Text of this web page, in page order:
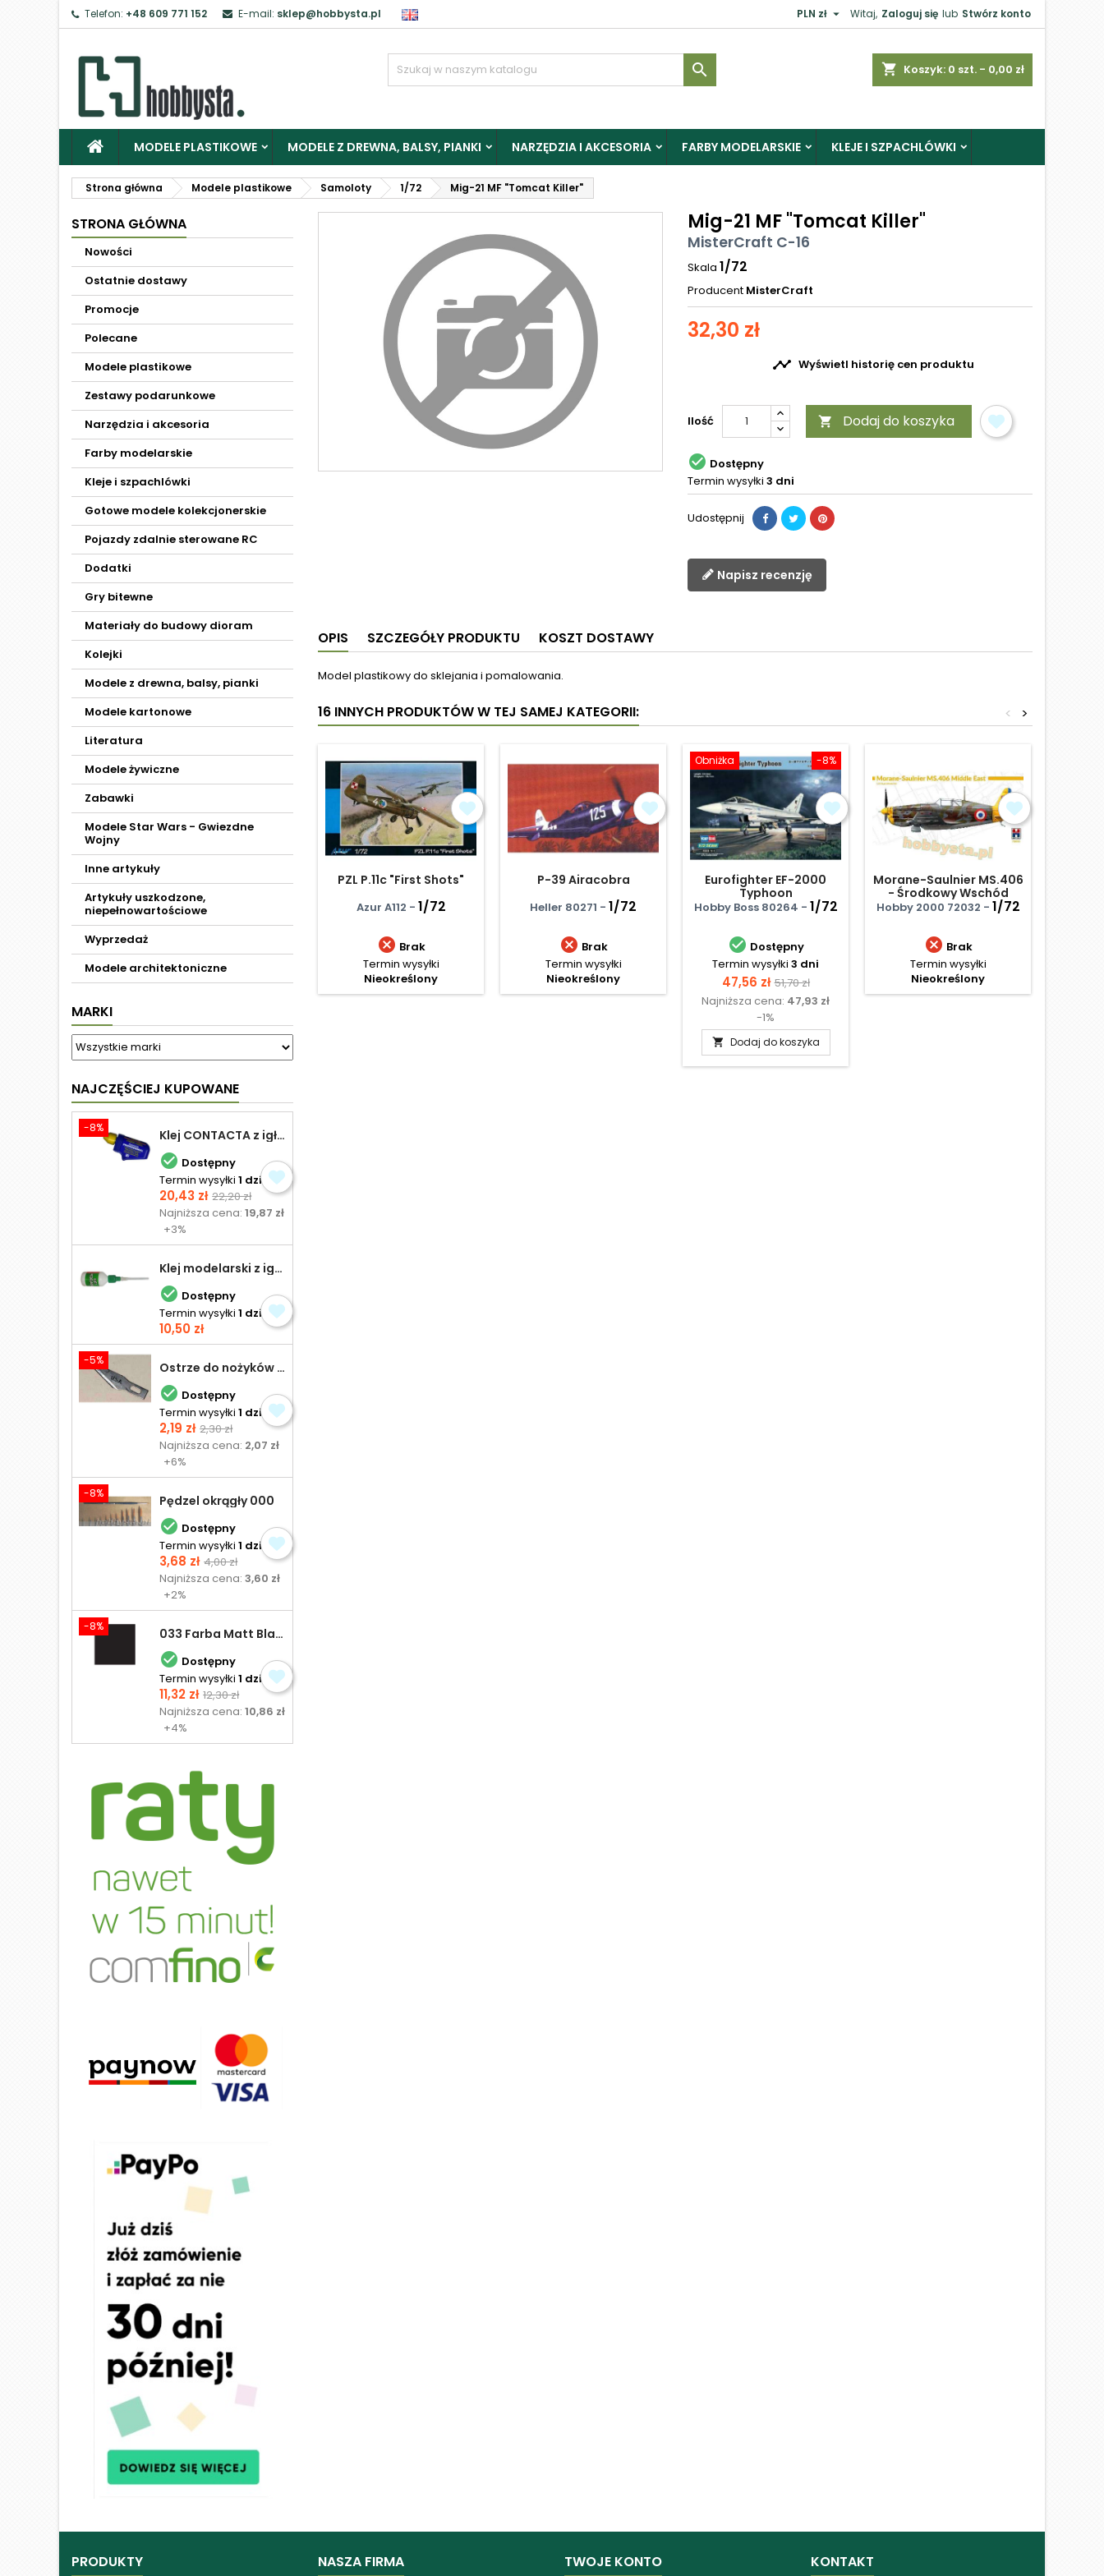
Telefon: +48 609 771 152 E-mail: sklep@hobbysta.pl Witaj, Zaloguj się lub Stwórz konto
PLN zł 
shopping_cart Koszyk: 0 szt. - 0,00 zł

MODELE PLASTIKOWE MODELE Z DREWNA, BALSY, PIANKI NARZĘDZIA I AKCESORIA FARBY MODELARSKIE KLEJE I SZPACHLÓWKI
Strona główna Modele plastikowe Samoloty 1/72 Mig-21 MF "Tomcat Killer"
STRONA GŁÓWNA
Nowości
Ostatnie dostawy
Promocje
Polecane
Modele plastikowe
Zestawy podarunkowe
Narzędzia i akcesoria
Farby modelarskie
Kleje i szpachlówki
Gotowe modele kolekcjonerskie
Pojazdy zdalnie sterowane RC
Dodatki
Gry bitewne
Materiały do budowy dioram
Kolejki
Modele z drewna, balsy, pianki
Modele kartonowe
Literatura
Modele żywiczne
Zabawki
Modele Star Wars - Gwiezdne
Wojny
Inne artykuły
Artykuły uszkodzone,
niepełnowartościowe
Wyprzedaż
Modele architektoniczne
MARKI
NAJCZĘŚCIEJ KUPOWANE
-8% Klej CONTACTA z igłą do plastiku 25,0 g
 Dostępny
Termin wysyłki 1 dzień
Cena
20,43 zł Cena
podstawowa
22,20 zł
Najniższa cena:19,87 zł
+3%
Klej modelarski z igłą 30 ml
 Dostępny
Termin wysyłki 1 dzień
Cena
10,50 zł
-5% Ostrze do nożyków Excel
 Dostępny
Termin wysyłki 1 dzień
Cena
2,19 zł Cena
podstawowa
2,30 zł
Najniższa cena: 2,07 zł
+6%
-8% Pędzel okrągły 000
 Dostępny
Termin wysyłki 1 dzień
Cena
3,68 zł Cena
podstawowa
4,00 zł
Najniższa cena:3,60 zł
+2%
-8% 033 Farba Matt Black - olejna
 Dostępny
Termin wysyłki 1 dzień
Cena
11,32 zł Cena
podstawowa
12,30 zł
Najniższa cena:10,86 zł
+4%
Mig-21 MF "Tomcat Killer"
MisterCraft C-16
Skala 1/72
Producent MisterCraft
32,30 zł
 Wyświetl historię cen produktu
Ilość  Dodaj do koszyka
 Dostępny
Termin wysyłki 3 dni
Udostępnij
Napisz recenzję
OPIS SZCZEGÓŁY PRODUKTU KOSZT DOSTAWY
Model plastikowy do sklejania i pomalowania.
16 INNYCH PRODUKTÓW W TEJ SAMEJ KATEGORII: >
<
PZL P.11c "First Shots"
Azur A112 - 1/72
 Brak
Termin wysyłki
Nieokreślony
P-39 Airacobra
Heller 80271 - 1/72
 Brak
Termin wysyłki
Nieokreślony
-8%
Obniżka
Eurofighter EF-2000
Typhoon
Hobby Boss 80264 - 1/72
 Dostępny
Termin wysyłki 3 dni
Cena
47,56 zł Cena
podstawowa
51,70 zł
Najniższa cena: 47,93 zł
-1%
 Dodaj do koszyka
Morane-Saulnier MS.406
- Środkowy Wschód
Hobby 2000 72032 - 1/72
 Brak
Termin wysyłki
Nieokreślony
PRODUKTY NASZA FIRMA TWOJE KONTO KONTAKT